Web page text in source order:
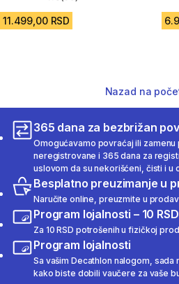
4.6 od 5 zvezdica from 56 Recenzije
11.499,00 RSD
Nazad na
365 dana za bezbrižan
Omogućavamo povraćaj ili zamenu
neregistrovane i 365 dana za
uslovom da su nekorišćeni, čisti i u
Besplatno preuzimanje u
Naručite online, preuzmite u
Program lojalnosti – 10
Za 10 RSD potrošenih u fizičkoj
Program lojalnosti
Sa vašim Decathlon nalogom,
kako biste dobili vaučere za vaše